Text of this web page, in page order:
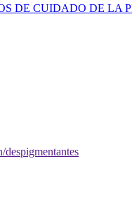
DE CUIDADO DE LA
despigmentantes